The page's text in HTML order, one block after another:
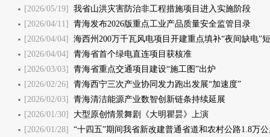
[2026/05/19] 我省山洪灾害防治非工程措施项目进入实施阶段
[2026/04/11] 青海发布2026版重点工业产品质量安全监管目录
[2026/04/04] 海西州200万千瓦风电项目开建重点填补“夜间缺电”
[2026/04/04] 青海省首个绿电直连项目获核准
[2026/03/03] 青海省重点交通项目建设“施工图”出炉
[2026/02/26] 青海西宁三次产业协同发力跑出发展“加速度”
[2026/02/03] 青海清洁能源产业数智创新链条持续延展
[2026/01/30] 大型原创情景舞剧《大明瞿昙》上演
[2026/01/28] “十四五”期间我省新改建普通省道和农村公路1.8万